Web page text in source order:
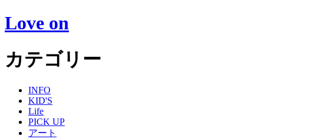
Love on
カテゴリー
INFO
KID'S
Life
PICK UP
アート